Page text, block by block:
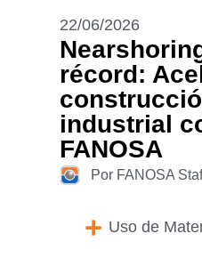
22/06/2026
récord:
industrial
FANOSA
Por FANOSA
Uso de